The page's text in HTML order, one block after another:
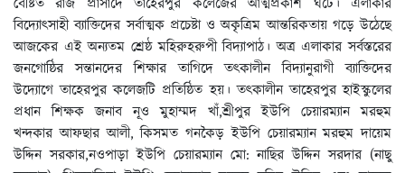
বিদ্যোৎসাহী ব্যাক্তিদের সর্বাত্মক প্রচেষ্টা ও অকৃত্রিম আন্তরিকতায় গড়ে উঠেছে
আজকের এই অন্যতম শ্রেষ্ঠ মহিরুহরুপী বিদ্যাপাঠ। অত্র এলাকার সর্বস্তরের
জনগোষ্ঠির সন্তানদের শিক্ষার তাগিদে তৎকালীন বিদ্যানুরাগী ব্যাক্তিদের
উদ্যোগে তাহেরপুর কলেজটি প্রতিষ্ঠিত হয়। তৎকালীন তাহেরপুর হাইস্কুলের
প্রধান শিক্ষক জনাব নূও মুহাম্মদ খাঁ,শ্রীপুর ইউপি চেয়ারম্যান মরহুম
খন্দকার আফছার আলী, কিসমত গনকৈড় ইউপি চেয়ারম্যান মরহুম দায়েম
উদ্দিন সরকার,নওপাড়া ইউপি চেয়ারম্যান মো: নাছির উদ্দিন সরদার (নাছু